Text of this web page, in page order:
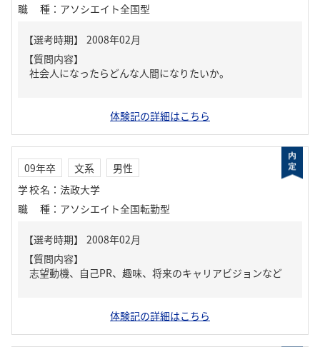
職種 ： アソシエイト全国型
【質問内容】
社会人になったらどんな人間になりたいか。
体験記の詳細はこちら
09年卒 文系
男性
学校名 ： 法政大学
職種 ： アソシエイト全国転勤型
【質問内容】
志望動機、自己PR、趣味、将来のキャリアビジョンなど
体験記の詳細はこちら